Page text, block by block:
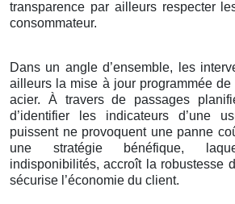
transparence par ailleurs respecter
consommateur.
Dans un angle d’ensemble, les
ailleurs la mise à jour programmée
acier. À travers de passages
d’identifier les indicateurs d’une
puissent ne provoquent une panne
une stratégie bénéfique,
indisponibilités, accroît la robustesse
sécurise l’économie du client.